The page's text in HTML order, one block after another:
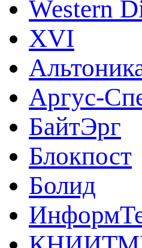
Western
XVI
Аргус-
БайтЭрг
Блокпост
Болид